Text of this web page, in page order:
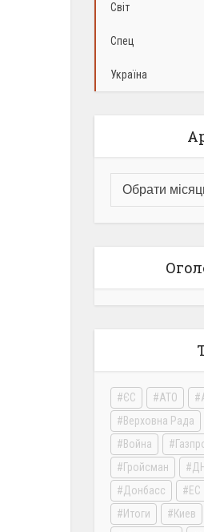
Світ
Спец
Україна
ЄС АТО
Верховна Рада
Война
Гройсман
Донбасс
ЕС
Итоги
Киев